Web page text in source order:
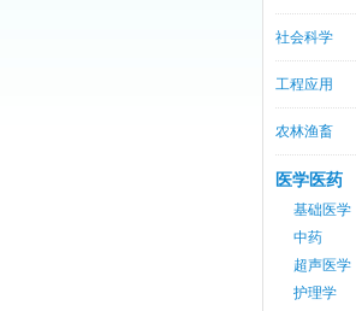
社会科学
工程应用
农林渔畜
医学医药
基础医学
中药
超声医学
护理学